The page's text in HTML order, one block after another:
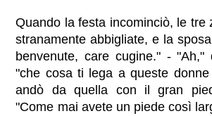
Quando la festa incominciò, le tre
stranamente abbigliate, e la
benvenute, care cugine." - "Ah,"
"che cosa ti lega a queste
andò da quella con il gran
"Come mai avete un piede così